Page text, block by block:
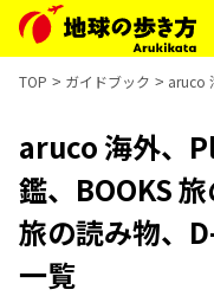
TOP ガイドブック aruco
aruco 海外、
鑑、BOOKS
旅の読み物、
一覧